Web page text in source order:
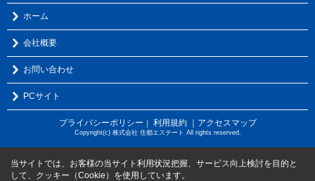
ホーム
会社概要
お問い合わせ
PCサイト
プライバシーポリシー ｜ 利用規約 ｜アクセスマップ
Copyright(c) 株式会社 住都エステート All rights reserved.
当サイトでは、お客様の当サイト利用状況把握、サービス向上検討を目的と
して、クッキー（Cookie）を使用しています。